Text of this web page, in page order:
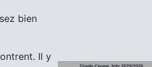
bien
Il y